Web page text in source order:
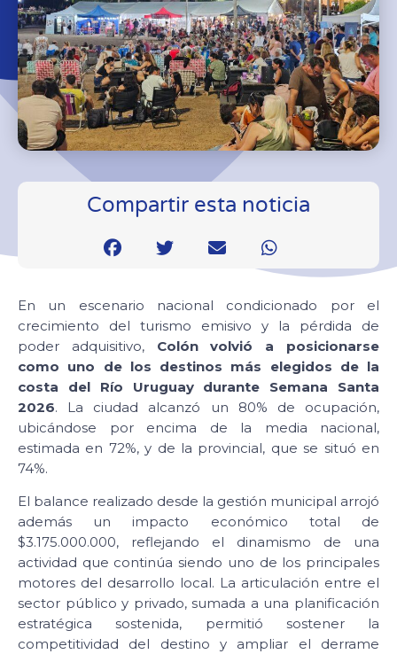
Compartir esta noticia
En un escenario nacional condicionado por el
crecimiento del turismo emisivo y la pérdida de
poder adquisitivo, Colón volvió a posicionarse
como uno de los destinos más elegidos de la
costa del Río Uruguay durante Semana Santa
2026. La ciudad alcanzó un 80% de ocupación,
ubicándose por encima de la media nacional,
estimada en 72%, y de la provincial, que se situó en
74%.
El balance realizado desde la gestión municipal arrojó
además un impacto económico total de
$3.175.000.000, reflejando el dinamismo de una
actividad que continúa siendo uno de los principales
motores del desarrollo local. La articulación entre el
sector público y privado, sumada a una planificación
estratégica sostenida, permitió sostener la
competitividad del destino y ampliar el derrame